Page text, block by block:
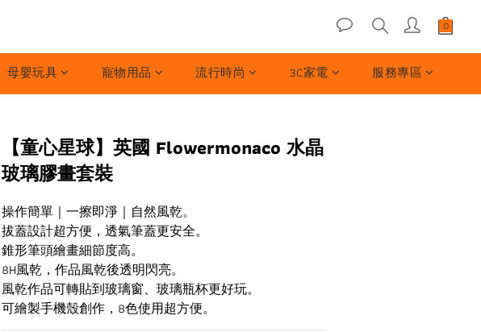
母嬰玩具 寵物用品 流行時尚 3C家電 服務專區
【童心星球】英國 Flowermonaco 水晶
玻璃膠畫套裝
操作簡單｜一擦即淨｜自然風乾。
拔蓋設計超方便，透氣筆蓋更安全。
錐形筆頭繪畫細節度高。
8H風乾，作品風乾後透明閃亮。
風乾作品可轉貼到玻璃窗、玻璃瓶杯更好玩。
可繪製手機殼創作，8色使用超方便。